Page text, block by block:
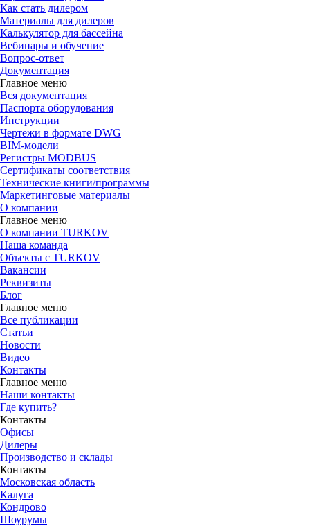
Как стать дилером
Материалы для дилеров
Калькулятор для бассейна
Вебинары и обучение
Вопрос-ответ
Документация
Главное меню
Вся документация
Паспорта оборудования
Инструкции
Чертежи в формате DWG
BIM-модели
Регистры MODBUS
Сертификаты соответствия
Технические книги/программы
Маркетинговые материалы
О компании
Главное меню
О компании TURKOV
Наша команда
Объекты с TURKOV
Вакансии
Реквизиты
Блог
Главное меню
Все публикации
Статьи
Новости
Видео
Контакты
Главное меню
Наши контакты
Где купить?
Контакты
Офисы
Дилеры
Производство и склады
Контакты
Московская область
Калуга
Кондрово
Шоурумы